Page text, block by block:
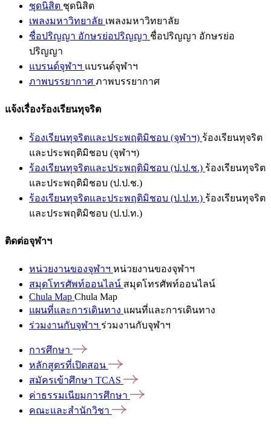
ชุดนิสิต ชุดนิสิต
เพลงมหาวิทยาลัย เพลงมหาวิทยาลัย
ชื่อปริญญา อักษรย่อปริญญา ชื่อปริญญา อักษรย่อ
ปริญญา
แบรนด์จุฬาฯ แบรนด์จุฬาฯ
ภาพบรรยากาศ ภาพบรรยากาศ
แจ้งเรื่องร้องเรียนทุจริต
ร้องเรียนทุจริตและประพฤติมิชอบ (จุฬาฯ) ร้องเรียนทุจริต
และประพฤติมิชอบ (จุฬาฯ)
ร้องเรียนทุจริตและประพฤติมิชอบ (ป.ป.ช.) ร้องเรียนทุจริต
และประพฤติมิชอบ (ป.ป.ช.)
ร้องเรียนทุจริตและประพฤติมิชอบ (ป.ป.ท.) ร้องเรียนทุจริต
และประพฤติมิชอบ (ป.ป.ท.)
ติดต่อจุฬาฯ
หน่วยงานของจุฬาฯ หน่วยงานของจุฬาฯ
สมุดโทรศัพท์ออนไลน์ สมุดโทรศัพท์ออนไลน์
Chula Map Chula Map
แผนที่และการเดินทาง แผนที่และการเดินทาง
ร่วมงานกับจุฬาฯ ร่วมงานกับจุฬาฯ
การศึกษา
หลักสูตรที่เปิดสอน
สมัครเข้าศึกษา TCAS
ค่าธรรมเนียมการศึกษา
คณะและสำนักวิชา